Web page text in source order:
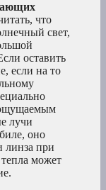
что
свет,
оставить
если на то
ощущаемым
лучи
оно
линза при
может